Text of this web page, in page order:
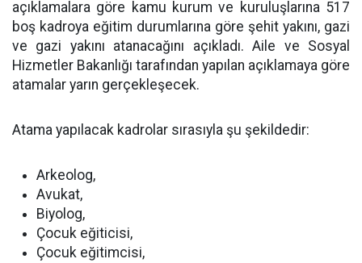
açıklamalara göre kamu kurum ve kuruluşlarına 517
boş kadroya eğitim durumlarına göre şehit yakını, gazi
ve gazi yakını atanacağını açıkladı. Aile ve Sosyal
Hizmetler Bakanlığı tarafından yapılan açıklamaya göre
atamalar yarın gerçekleşecek.
Atama yapılacak kadrolar sırasıyla şu şekildedir:
Arkeolog,
Avukat,
Biyolog,
Çocuk eğiticisi,
Çocuk eğitimcisi,